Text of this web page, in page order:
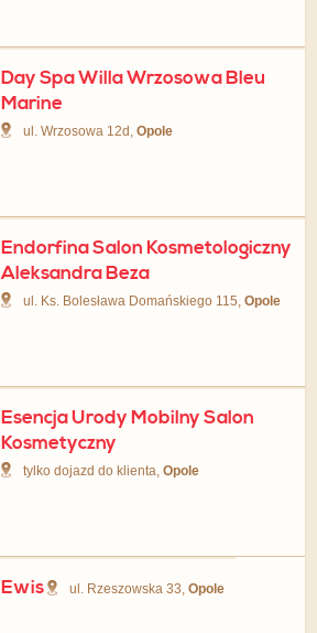
Day Spa Willa Wrzosowa Bleu
Marine
ul. Wrzosowa 12d,Opole
Endorfina Salon Kosmetologiczny
Aleksandra Beza
ul. Ks. Bolesława Domańskiego 115,Opole
Esencja Urody Mobilny Salon
Kosmetyczny
tylko dojazd do klienta,Opole
Ewis ul. Rzeszowska 33,Opole